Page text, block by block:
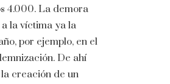
4.000. La demora
la víctima ya la
por ejemplo, en el
De ahí
creación de un